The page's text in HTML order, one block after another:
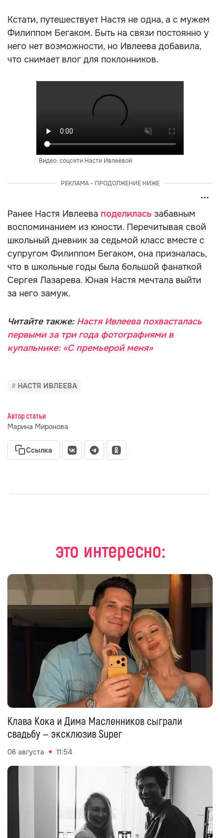
Кстати, путешествует Настя не одна, а с мужем
Филиппом Бегаком. Быть на связи постоянно у
него нет возможности, но Ивлеева добавила,
что снимает влог для поклонников.
Видео: соцсети Насти Ивлеевой
РЕКЛАМА - ПРОДОЛЖЕНИЕ НИЖЕ
Ранее Настя Ивлеева поделилась забавным
воспоминанием из юности. Перечитывая свой
школьный дневник за седьмой класс вместе с
супругом Филиппом Бегаком, она призналась,
что в школьные годы была большой фанаткой
Сергея Лазарева. Юная Настя мечтала выйти
за него замуж.
Читайте также: Настя Ивлеева похвасталась
первыми за три года фотографиями в
купальнике: «С премьерой меня»
НАСТЯ ИВЛЕЕВА
Автор статьи
Марина Миронова
Ссылка
это интересно:
Клава Кока и Дима Масленников сыграли
свадьбу — эксклюзив Super
06 августа 11:54